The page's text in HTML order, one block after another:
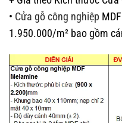
• Cửa gỗ công nghiệp
1.950.000/m² bao gồm